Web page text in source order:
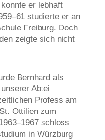
er lebhaft
–61 studierte er an
Freiburg. Doch
zeigte sich nicht
Bernhard als
Abtei
Profess am
Ottilien zum
–1967 schloss
in Würzburg